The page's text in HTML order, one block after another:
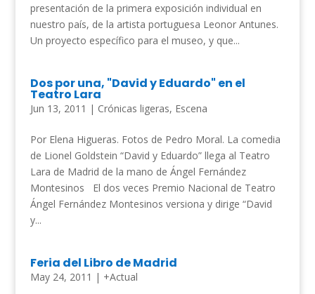
presentación de la primera exposición individual en
nuestro país, de la artista portuguesa Leonor Antunes.
Un proyecto específico para el museo, y que...
Dos por una, "David y Eduardo" en el
Teatro Lara
Jun 13, 2011 | Crónicas ligeras, Escena
Por Elena Higueras. Fotos de Pedro Moral. La comedia
de Lionel Goldstein “David y Eduardo” llega al Teatro
Lara de Madrid de la mano de Ángel Fernández
Montesinos El dos veces Premio Nacional de Teatro
Ángel Fernández Montesinos versiona y dirige “David
y...
Feria del Libro de Madrid
May 24, 2011 | +Actual